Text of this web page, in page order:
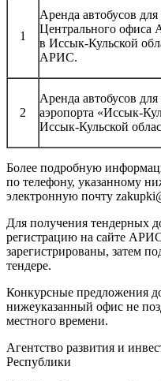
1
Аренда автобусов
Центрального офиса
в Иссык-Кульской
АРИС.
2
Аренда автобусов
аэропорта «Иссык-
Иссык-Кульской
Более подробную
по телефону, указанному
электронную почту
Для получения тендерных
регистрацию на сайте
зарегистрированы, затем
тендере.
Конкурсные предложения
нижеуказанный офис не
местного времени.
Агентство развития и
Республики